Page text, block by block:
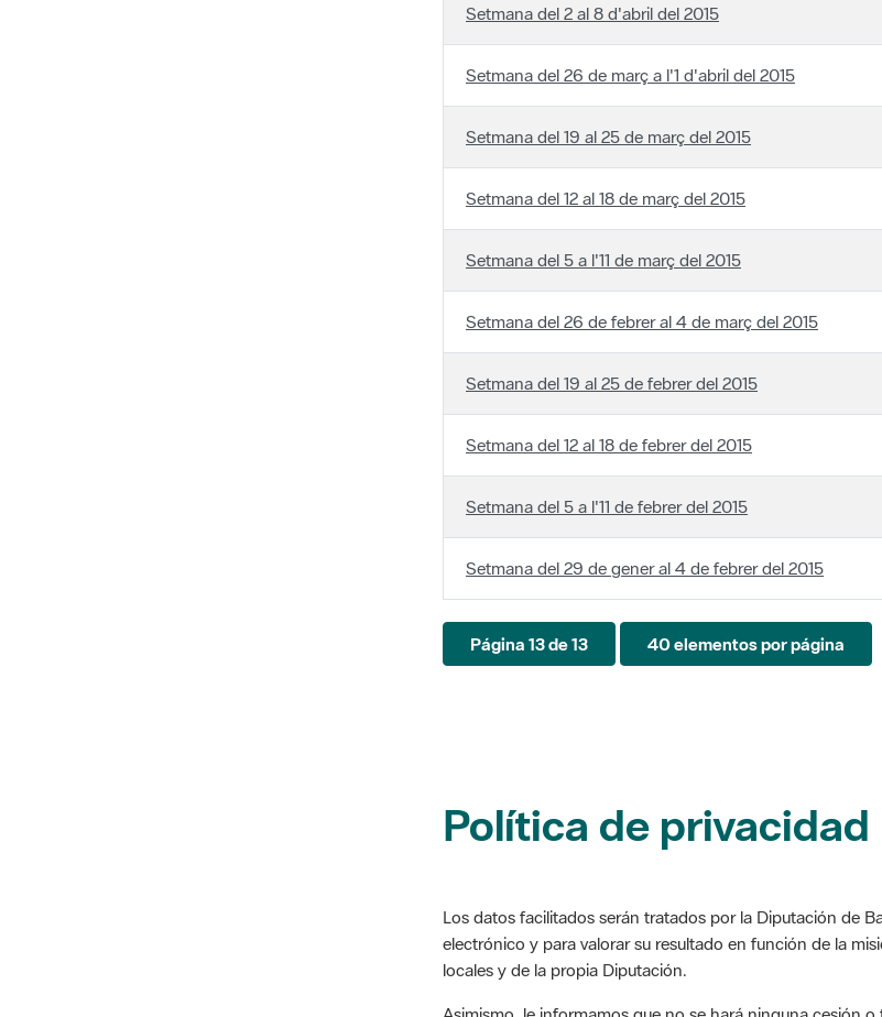
Setmana del 26 de març a l'1 d'abril del 2015
Setmana del 19 al 25 de març del 2015
Setmana del 12 al 18 de març del 2015
Setmana del 5 a l'11 de març del 2015
Setmana del 26 de febrer al 4 de març del 2015
Setmana del 19 al 25 de febrer del 2015
Setmana del 12 al 18 de febrer del 2015
Setmana del 5 a l'11 de febrer del 2015
Setmana del 29 de gener al 4 de febrer del 2015
Página 13 de 13 40 elementos por página
Política de privacidad
electrónico y para valorar su resultado en función de la
locales y de la propia Diputación.